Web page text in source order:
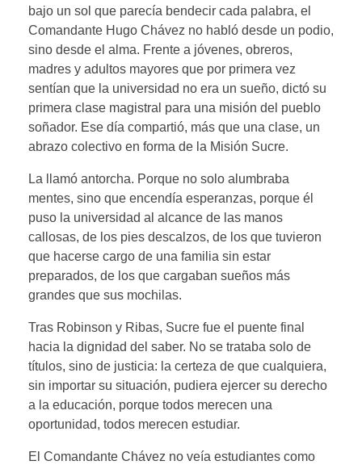
bajo un sol que parecía bendecir cada palabra, el
Comandante Hugo Chávez no habló desde un podio,
sino desde el alma. Frente a jóvenes, obreros,
madres y adultos mayores que por primera vez
sentían que la universidad no era un sueño, dictó su
primera clase magistral para una misión del pueblo
soñador. Ese día compartió, más que una clase, un
abrazo colectivo en forma de la Misión Sucre.
La llamó antorcha. Porque no solo alumbraba
mentes, sino que encendía esperanzas, porque él
puso la universidad al alcance de las manos
callosas, de los pies descalzos, de los que tuvieron
que hacerse cargo de una familia sin estar
preparados, de los que cargaban sueños más
grandes que sus mochilas.
Tras Robinson y Ribas, Sucre fue el puente final
hacia la dignidad del saber. No se trataba solo de
títulos, sino de justicia: la certeza de que cualquiera,
sin importar su situación, pudiera ejercer su derecho
a la educación, porque todos merecen una
oportunidad, todos merecen estudiar.
El Comandante Chávez no veía estudiantes como